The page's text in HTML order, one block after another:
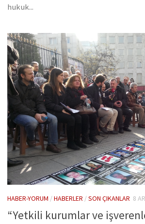
hukuk...
HABER-YORUM /HABERLER /SON ÇIKANLAR 8
“Yetkili kurumlar ve